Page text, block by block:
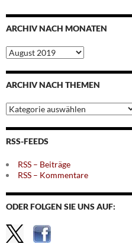
ARCHIV NACH MONATEN
Archiv
nach
Monaten
ARCHIV NACH THEMEN
Archiv
nach
Themen
RSS-FEEDS
RSS – Beiträge
RSS – Kommentare
ODER FOLGEN SIE UNS AUF: